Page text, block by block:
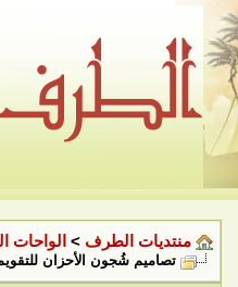
منتديات الطرف > الواحات
تصاميم شُجون الأحزان